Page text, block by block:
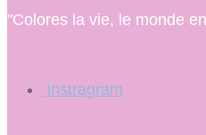
"Colores la vie, le monde
instragram